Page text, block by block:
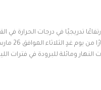
تدريجيًا في درجات الحرارة في
غدٍ الثلاثاء الموافق 26 مارس. ستكون
ومائلة للبرودة في فترات